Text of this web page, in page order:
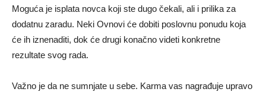
Moguća je isplata novca koji ste dugo čekali, ali i prilika za
dodatnu zaradu. Neki Ovnovi će dobiti poslovnu ponudu koja
će ih iznenaditi, dok će drugi konačno videti konkretne
rezultate svog rada.
Važno je da ne sumnjate u sebe. Karma vas nagrađuje upravo